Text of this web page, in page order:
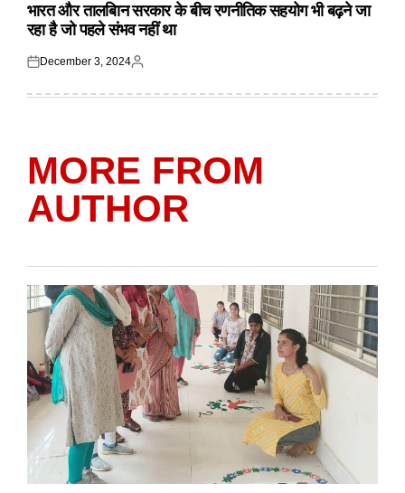
भारत और तालबिान सरकार के बीच रणनीतिक सहयोग भी बढ़ने जा
रहा है जो पहले संभव नहीं था
Posted
December 3, 2024
Posted
MORE FROM
AUTHOR